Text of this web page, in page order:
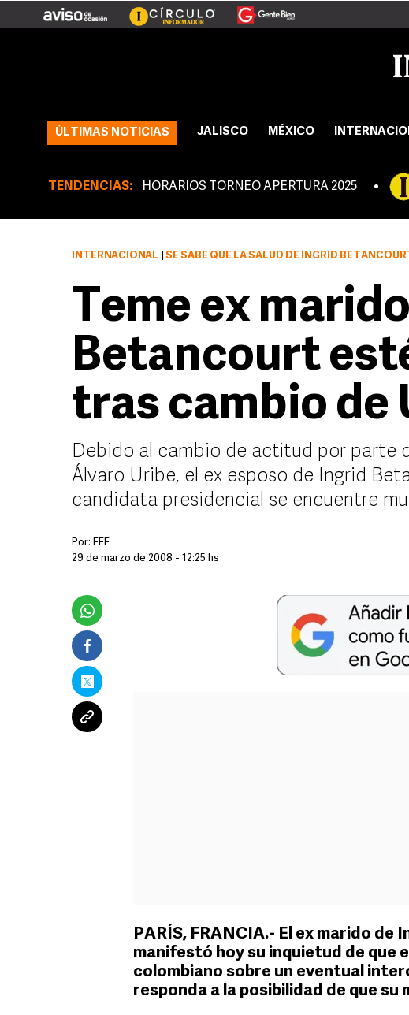
ÚLTIMAS NOTICIAS JALISCO MÉXICO
TENDENCIAS: HORARIOS TORNEO APERTURA 2025
INTERNACIONAL SE SABE QUE LA SALUD DE INGRID BETANCOURT HA SIDO MUY GRAVE
Teme ex
Betancourt
tras cambio de
Debido al cambio de actitud por parte
Álvaro Uribe, el ex esposo de Ingrid
candidata presidencial se encuentre
Por: EFE
29 de marzo de 2008 - 12:25 hs
PARÍS, FRANCIA.- El ex marido
manifestó hoy su inquietud de que
colombiano sobre un eventual
responda a la posibilidad de que su